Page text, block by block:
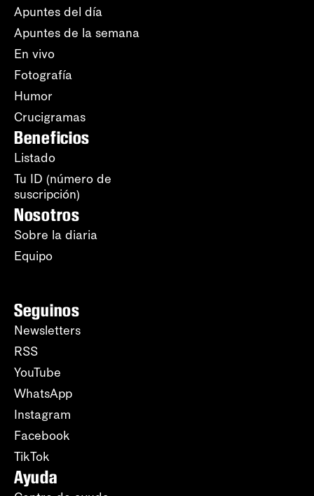
Apuntes del día
Apuntes de la semana
En vivo
Fotografía
Humor
Crucigramas
Beneficios
Listado
Tu ID (número de
suscripción)
Nosotros
Sobre la diaria
Equipo
Seguinos
Newsletters
RSS
YouTube
WhatsApp
Instagram
Facebook
TikTok
Ayuda